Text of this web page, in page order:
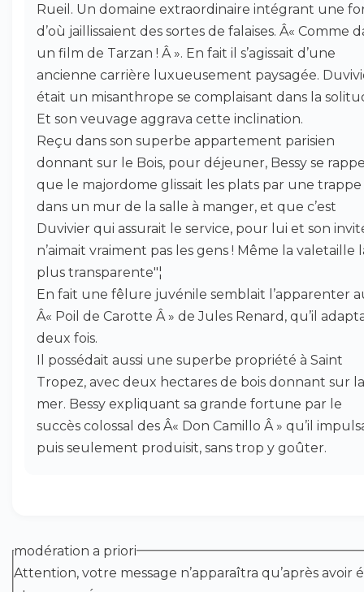
Rueil. Un domaine extraordinaire intégrant une
d’où jaillissaient des sortes de falaises. Â« Comme
un film de Tarzan ! Â ». En fait il s’agissait d’une
ancienne carrière luxueusement paysagée.
était un misanthrope se complaisant dans la
Et son veuvage aggrava cette inclination.
Reçu dans son superbe appartement parisien
donnant sur le Bois, pour déjeuner, Bessy se
que le majordome glissait les plats par une trappe
dans un mur de la salle à manger, et que c’est
Duvivier qui assurait le service, pour lui et son
n’aimait vraiment pas les gens ! Même la valetaille
plus transparente"¦
En fait une fêlure juvénile semblait l’apparenter
Â« Poil de Carotte Â » de Jules Renard, qu’il
deux fois.
Il possédait aussi une superbe propriété à Saint
Tropez, avec deux hectares de bois donnant sur la
mer. Bessy expliquant sa grande fortune par le
succès colossal des Â« Don Camillo Â » qu’il
puis seulement produisit, sans trop y goûter.
modération a priori
Attention, votre message n’apparaîtra qu’après avoir